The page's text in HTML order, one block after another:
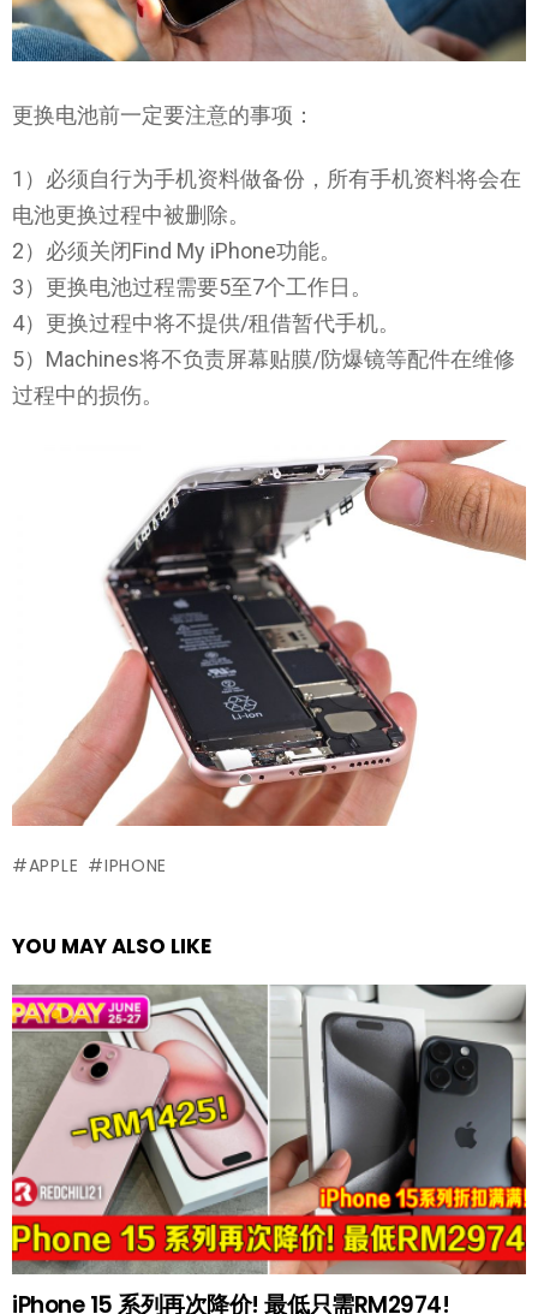
更换电池前一定要注意的事项：
1）必须自行为手机资料做备份，所有手机资料将会在
电池更换过程中被删除。
2）必须关闭Find My iPhone功能。
3）更换电池过程需要5至7个工作日。
4）更换过程中将不提供/租借暂代手机。
5）Machines将不负责屏幕贴膜/防爆镜等配件在维修
过程中的损伤。
APPLE IPHONE
YOU MAY ALSO LIKE
iPhone 15 系列再次降价! 最低只需RM2974!